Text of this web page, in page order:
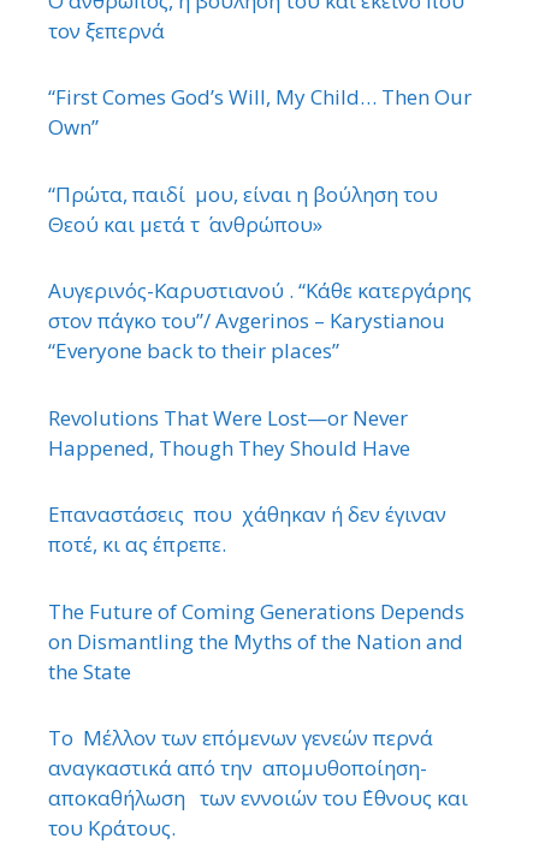
τον ξεπερνά
“First Comes God’s Will, My Child… Then Our
Own”
“Πρώτα, παιδί μου, είναι η βούληση του
Θεού και μετά τ ΄ ανθρώπου»
Αυγερινός-Καρυστιανού . “Κάθε κατεργάρης
στον πάγκο του”/ Avgerinos – Karystianou
“Εveryone back to their places”
Revolutions That Were Lost—or Never
Happened, Though They Should Have
Επαναστάσεις που χάθηκαν ή δεν έγιναν
ποτέ, κι ας έπρεπε.
The Future of Coming Generations Depends
on Dismantling the Myths of the Nation and
the State
Το Μέλλον των επόμενων γενεών περνά
αναγκαστικά από την απομυθοποίηση-
αποκαθήλωση των εννοιών του ΄Εθνους και
του Κράτους.